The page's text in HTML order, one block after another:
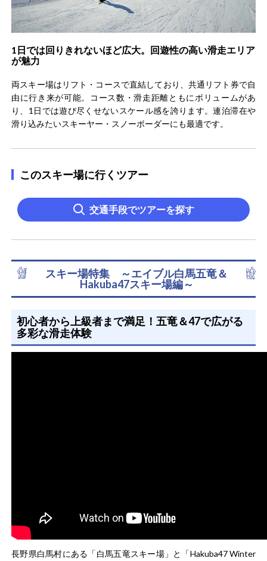
1日では回りきれないほど広大。回遊性の高い滑走エリア
が魅力
両スキー場はリフト・コースで直結しており、共通リフト券で自
由に行き来が可能。コース数・滑走距離ともにボリュームがあ
り、1日では遊び尽くせないスケール感を誇ります。連泊滞在や
滑り込みたいスキーヤー・スノーボーダーにも最適です。
このスキー場に行くツアー
交通手段でツアーを探す
スキー場特集 ～エイブル白馬五竜＆
Hakuba47スキー場編～
初心者から上級者まで満足！五竜＆47で広がる
多彩な滑走体験
長野県白馬村にある「白馬五竜スキー場」と「Hakuba47 Winter